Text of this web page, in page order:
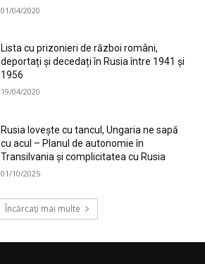
01/04/2020
Lista cu prizonieri de război români,
deportați și decedați în Rusia între 1941 și
1956
19/04/2020
Rusia lovește cu tancul, Ungaria ne sapă
cu acul – Planul de autonomie în
Transilvania și complicitatea cu Rusia
01/10/2025
Încărcați mai multe